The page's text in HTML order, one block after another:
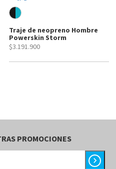
Traje de neopreno Hombre
Powerskin Storm
$3.191.900
PROMOCIONES
chevron_right